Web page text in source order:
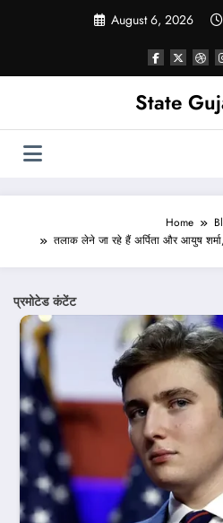
August 6, 2026
State
Home
तलाक लेने जा रहे हैं अर्पिता और आयुष